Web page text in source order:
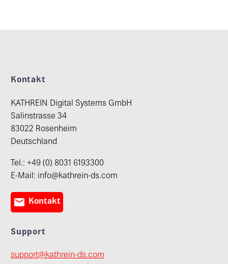
Kontakt
KATHREIN Digital Systems GmbH
Salinstrasse 34
83022 Rosenheim
Deutschland
Tel.: +49 (0) 8031 6193300
E-Mail: info@kathrein-ds.com
 Kontakt
Support
support@kathrein-ds.com